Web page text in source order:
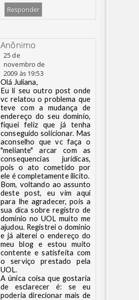
Responder
Anônimo
25 de
novembro de
2009 às 19:53
Olá Juliana,
Eu li seu outro post onde
vc relatou o problema que
teve com a mudança de
endereço do seu dominio,
fiquei feliz que já tenha
conseguido solicionar. Mas
aconselho que vc faça o
"meliante" arcar com as
consequencias jurídicas,
pois o ato cometido por
ele é completamente ilicito.
Bom, voltando ao assunto
deste post, eu vim aqui
para lhe agradecer, pois a
sua dica sobre registro de
domínio no UOL muito me
ajudou. Registrei o dominio
e já alterei o endereço do
meu blog e estou muito
contente e satisfeita com
o serviço prestado pela
UOL.
A única coisa que gostaria
de esclarecer é: se eu
poderia direcionar mais de